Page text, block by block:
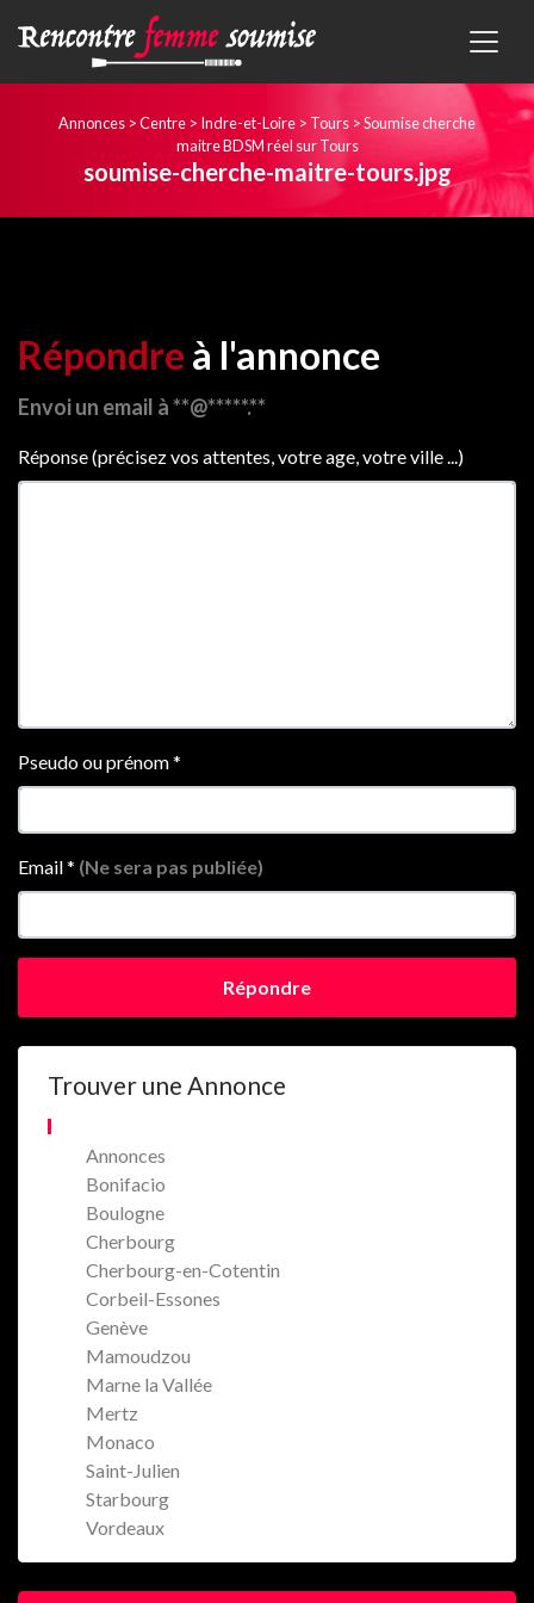
Annonces >Centre > Indre-et-Loire > Tours >Soumise cherche
maitre BDSM réel sur Tours
soumise-cherche-maitre-tours.jpg
Répondre à l'annonce
Envoi un email à **@*****.**
Réponse (précisez vos attentes, votre age, votre ville ...)
Pseudo ou prénom*
Email* (Ne sera pas publiée)
Répondre
Trouver une Annonce
Annonces
Bonifacio
Boulogne
Cherbourg
Cherbourg-en-Cotentin
Corbeil-Essones
Genève
Mamoudzou
Marne la Vallée
Mertz
Monaco
Saint-Julien
Starbourg
Vordeaux